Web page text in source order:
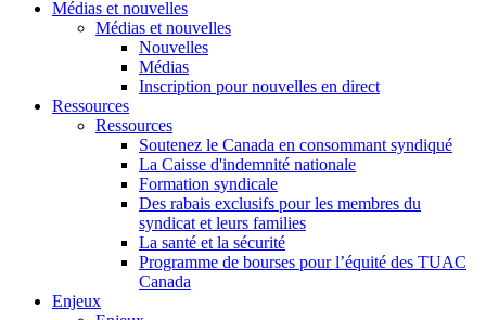
Médias et nouvelles
Médias et nouvelles
Nouvelles
Médias
Inscription pour nouvelles en direct
Ressources
Ressources
Soutenez le Canada en consommant syndiqué
La Caisse d'indemnité nationale
Formation syndicale
Des rabais exclusifs pour les membres du
syndicat et leurs families
La santé et la sécurité
Programme de bourses pour l’équité des TUAC
Canada
Enjeux